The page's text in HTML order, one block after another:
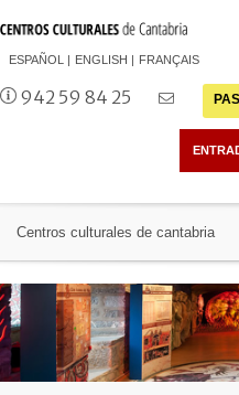
ESPAÑOL ENGLISH FRANÇAIS
942 59 84 25
Centros culturales de cantabria